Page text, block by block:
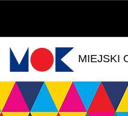
MIEJSKI